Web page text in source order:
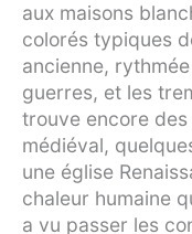
aux maisons
colorés typiques
ancienne,
guerres, et les
trouve encore
médiéval,
une église
chaleur humaine
a vu passer les